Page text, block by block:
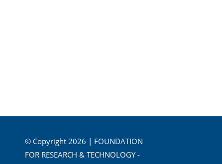
© Copyright 2026 | FOUNDATION
FOR RESEARCH & TECHNOLOGY -